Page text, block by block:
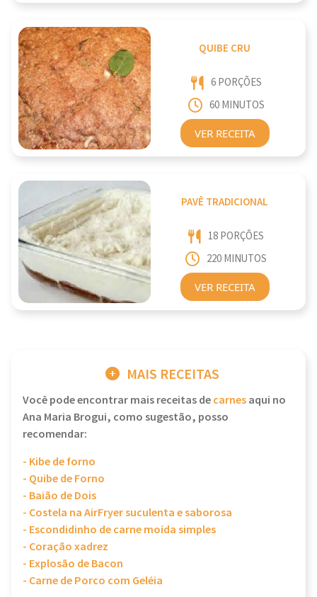
QUIBE CRU
6 PORÇÕES
60 MINUTOS
VER RECEITA
PAVÊ TRADICIONAL
18 PORÇÕES
220 MINUTOS
VER RECEITA
MAIS RECEITAS
Você pode encontrar mais receitas decarnesaqui no
Ana Maria Brogui, como sugestão, posso
recomendar:
- Kibe de forno
- Quibe de Forno
- Baião de Dois
- Costela na AirFryer suculenta e saborosa
- Escondidinho de carne moída simples
- Coração xadrez
- Explosão de Bacon
- Carne de Porco com Geléia